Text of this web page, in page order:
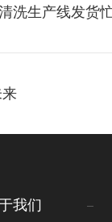
洗生产线发货
我们